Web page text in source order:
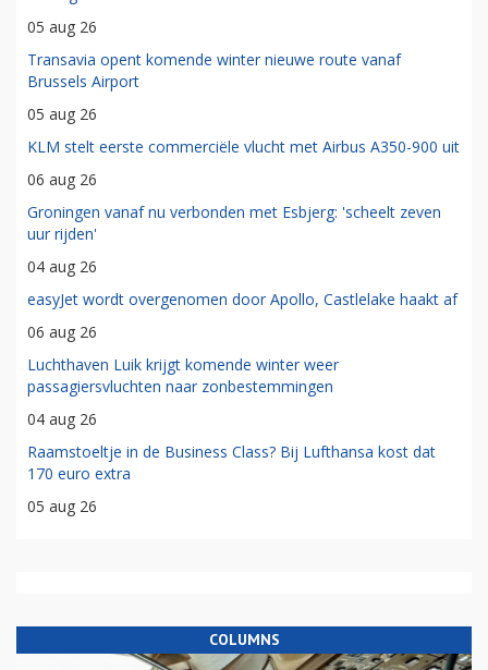
05 aug 26
Transavia opent komende winter nieuwe route vanaf
Brussels Airport
05 aug 26
KLM stelt eerste commerciële vlucht met Airbus A350-900 uit
06 aug 26
Groningen vanaf nu verbonden met Esbjerg: 'scheelt zeven
uur rijden'
04 aug 26
easyJet wordt overgenomen door Apollo, Castlelake haakt af
06 aug 26
Luchthaven Luik krijgt komende winter weer
passagiersvluchten naar zonbestemmingen
04 aug 26
Raamstoeltje in de Business Class? Bij Lufthansa kost dat
170 euro extra
05 aug 26
COLUMNS